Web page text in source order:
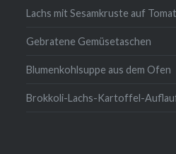
Lachs mit Sesamkruste auf
Gebratene Gemüsetaschen
Blumenkohlsuppe aus dem Ofen
Brokkoli-Lachs-Kartoffel-